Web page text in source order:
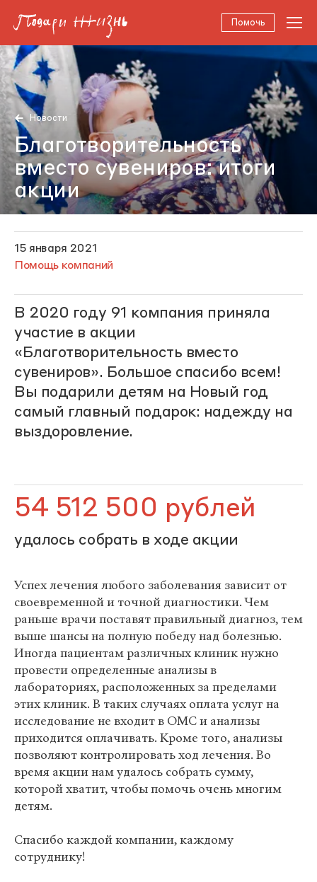
Помочь
Новости
Благотворительность
вместо сувениров: итоги
акции
15 января 2021
Помощь компаний
В 2020 году 91 компания приняла
участие в акции
«Благотворительность вместо
сувениров». Большое спасибо всем!
Вы подарили детям на Новый год
самый главный подарок: надежду на
выздоровление.
54 512 500 рублей
удалось собрать в ходе акции
Успех лечения любого заболевания зависит от
своевременной и точной диагностики. Чем
раньше врачи поставят правильный диагноз, тем
выше шансы на полную победу над болезнью.
Иногда пациентам различных клиник нужно
провести определенные анализы в
лабораториях, расположенных за пределами
этих клиник. В таких случаях оплата услуг на
исследование не входит в ОМС и анализы
приходится оплачивать. Кроме того, анализы
позволяют контролировать ход лечения. Во
время акции нам удалось собрать сумму,
которой хватит, чтобы помочь очень многим
детям.
Спасибо каждой компании, каждому
сотруднику!